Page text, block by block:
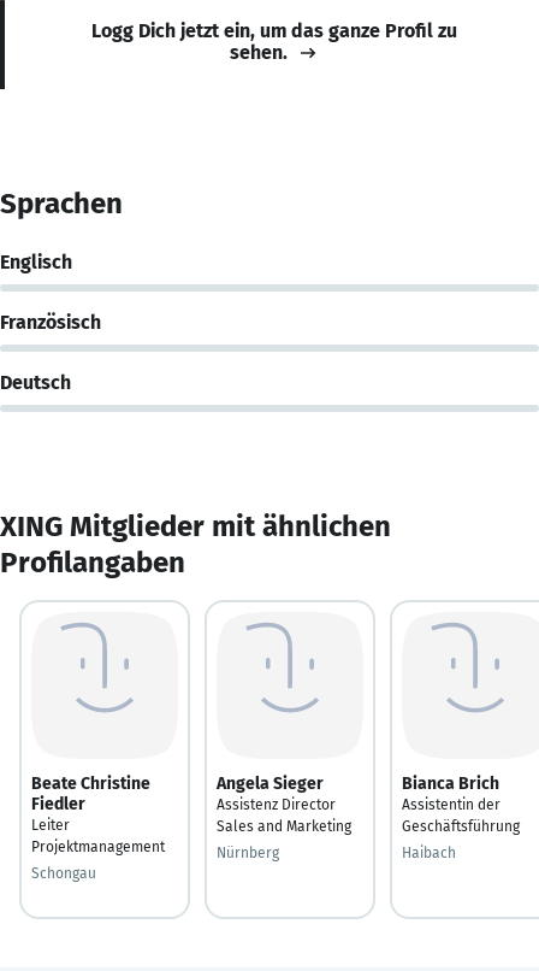
Logg Dich jetzt ein, um das ganze Profil zu
sehen.
Sprachen
Englisch
Französisch
Deutsch
XING Mitglieder mit ähnlichen
Profilangaben
Beate Christine
Fiedler
Leiter
Projektmanagement
Schongau
Angela Sieger
Assistenz Director
Sales and Marketing
Nürnberg
Bianca Brich
Assistentin der
Geschäftsführung
Haibach